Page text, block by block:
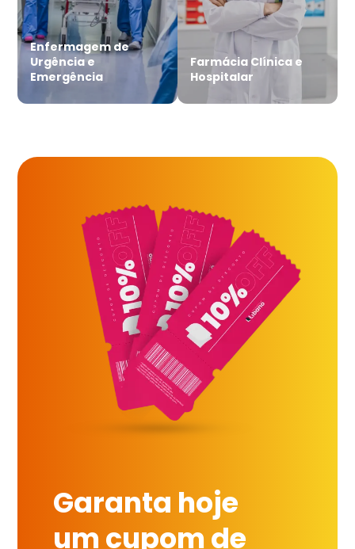
Enfermagem de
Urgência e
Emergência
Farmácia Clínica e
Hospitalar
Garanta hoje
um cupom de